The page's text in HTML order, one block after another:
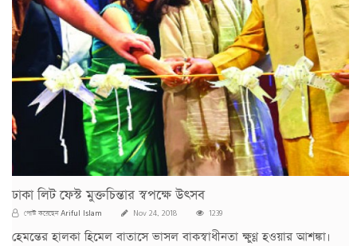
ঢাকা লিট ফেস্ট মুক্তচিন্তার স্বপক্ষে উৎসব
পোস্ট করেছেনAriful Islam Nov 24, 2018 1239
হেমন্তের হালকা হিমেল বাতাসে ভাসল বাকস্বাধীনতা ক্ষুণ্ণ হওয়ার আশঙ্কা।